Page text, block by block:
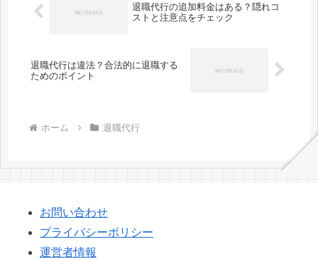
退職代行の追加料金はある？隠れコ
ストと注意点をチェック
退職代行は違法？合法的に退職する
ためのポイント
ホーム 退職代行
お問い合わせ
プライバシーポリシー
運営者情報